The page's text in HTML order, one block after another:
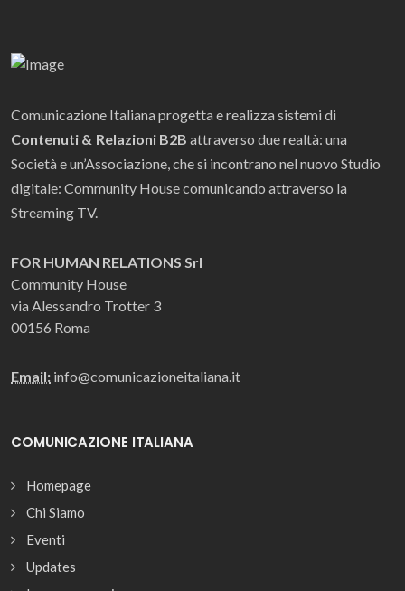
Comunicazione Italiana progetta e realizza sistemi di
Contenuti & Relazioni B2B attraverso due realtà: una
Società e un’Associazione, che si incontrano nel nuovo Studio
digitale: Community House comunicando attraverso la
Streaming TV.
FOR HUMAN RELATIONS Srl
Community House
via Alessandro Trotter 3
00156 Roma
Email: info@comunicazioneitaliana.it
COMUNICAZIONE ITALIANA
Homepage
Chi Siamo
Eventi
Updates